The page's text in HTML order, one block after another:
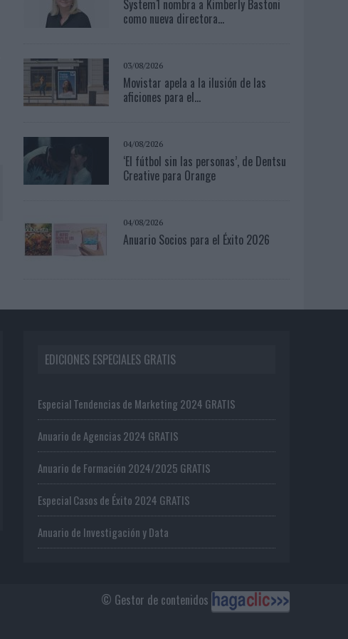
System1 nombra a Kimberly Bastoni
como nueva directora...
03/08/2026
Movistar apela a la ilusión de las
aficiones para el...
04/08/2026
‘El fútbol sin las personas’, de Dentsu
Creative para Orange
04/08/2026
Anuario Socios para el Éxito 2026
EDICIONES ESPECIALES GRATIS
Especial Tendencias de Marketing 2024 GRATIS
Anuario de Agencias 2024 GRATIS
Anuario de Formación 2024/2025 GRATIS
Especial Casos de Éxito 2024 GRATIS
Anuario de Investigación y Data
© Gestor de contenidos